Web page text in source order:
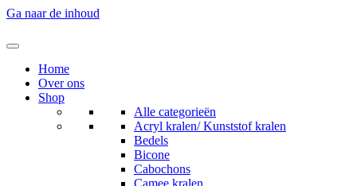
Ga naar de inhoud
Home
Over ons
Shop
Alle categorieën
Acryl kralen/ Kunststof kralen
Bedels
Bicone
Cabochons
Camee kralen